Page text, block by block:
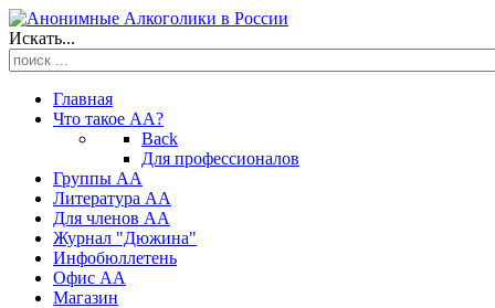
Искать...
Главная
Что такое АА?
Back
Для профессионалов
Группы АА
Литература АА
Для членов АА
Журнал "Дюжина"
Инфобюллетень
Офис АА
Магазин